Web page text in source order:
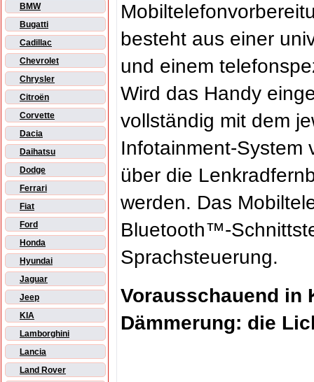
BMW
Bugatti
Cadillac
Chevrolet
Chrysler
Citroën
Corvette
Dacia
Daihatsu
Dodge
Ferrari
Fiat
Ford
Honda
Hyundai
Jaguar
Jeep
KIA
Lamborghini
Lancia
Land Rover
besteht aus einer
und einem
Wird das Handy
vollständig mit dem
Infotainment-System
über die
werden. Das
Bluetooth™-
Sprachsteuerung.
Vorausschauend in
Dämmerung: die